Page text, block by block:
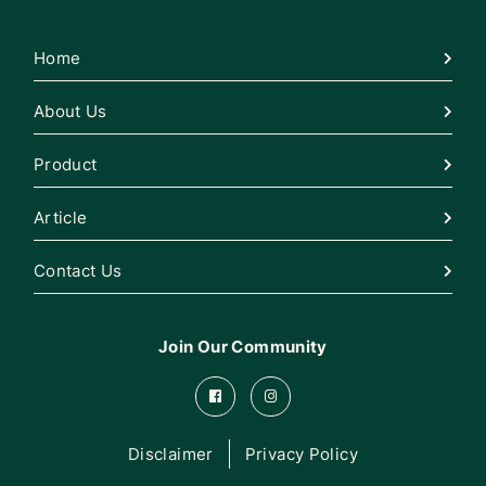
Home
About Us
Product
Article
Contact Us
Join Our Community
Disclaimer Privacy Policy